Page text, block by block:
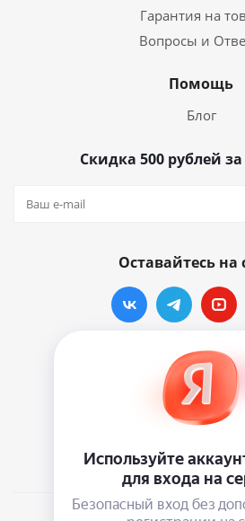
Гарантия на
Вопросы и
Помощь
Блог
Скидка 500 рублей
Оставайтесь на
Наши